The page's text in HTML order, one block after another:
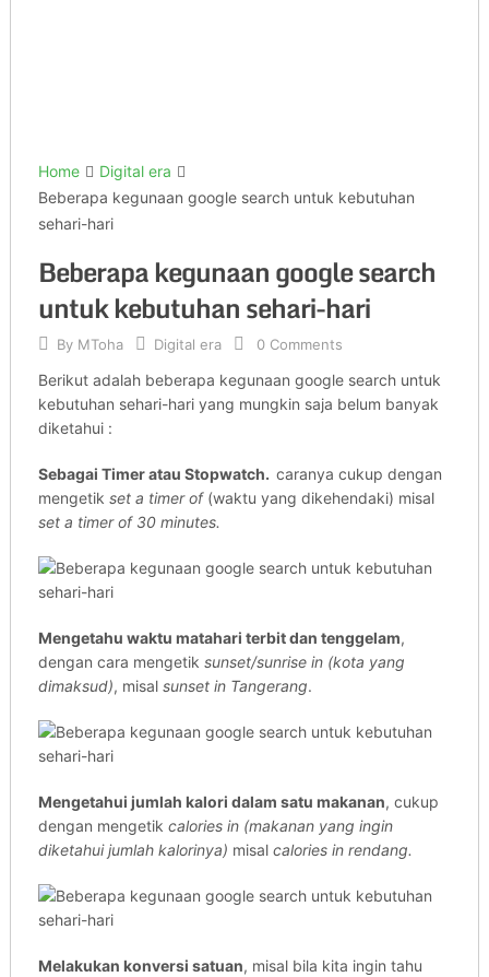
Home
Digital era
Beberapa kegunaan google search untuk kebutuhan
sehari-hari
Beberapa kegunaan google search
untuk kebutuhan sehari-hari
By MToha Digital era 0 Comments
Berikut adalah beberapa kegunaan google search untuk
kebutuhan sehari-hari yang mungkin saja belum banyak
diketahui :
Sebagai Timer atau Stopwatch. caranya cukup dengan
mengetik set a timer of(waktu yang dikehendaki) misal
set a timer of 30 minutes.
Mengetahu waktu matahari terbit dan tenggelam,
dengan cara mengetik sunset/sunrise in (kota yang
dimaksud), misal sunset in Tangerang.
Mengetahui jumlah kalori dalam satu makanan, cukup
dengan mengetik calories in (makanan yang ingin
diketahui jumlah kalorinya) misal calories in rendang.
Melakukan konversi satuan, misal bila kita ingin tahu